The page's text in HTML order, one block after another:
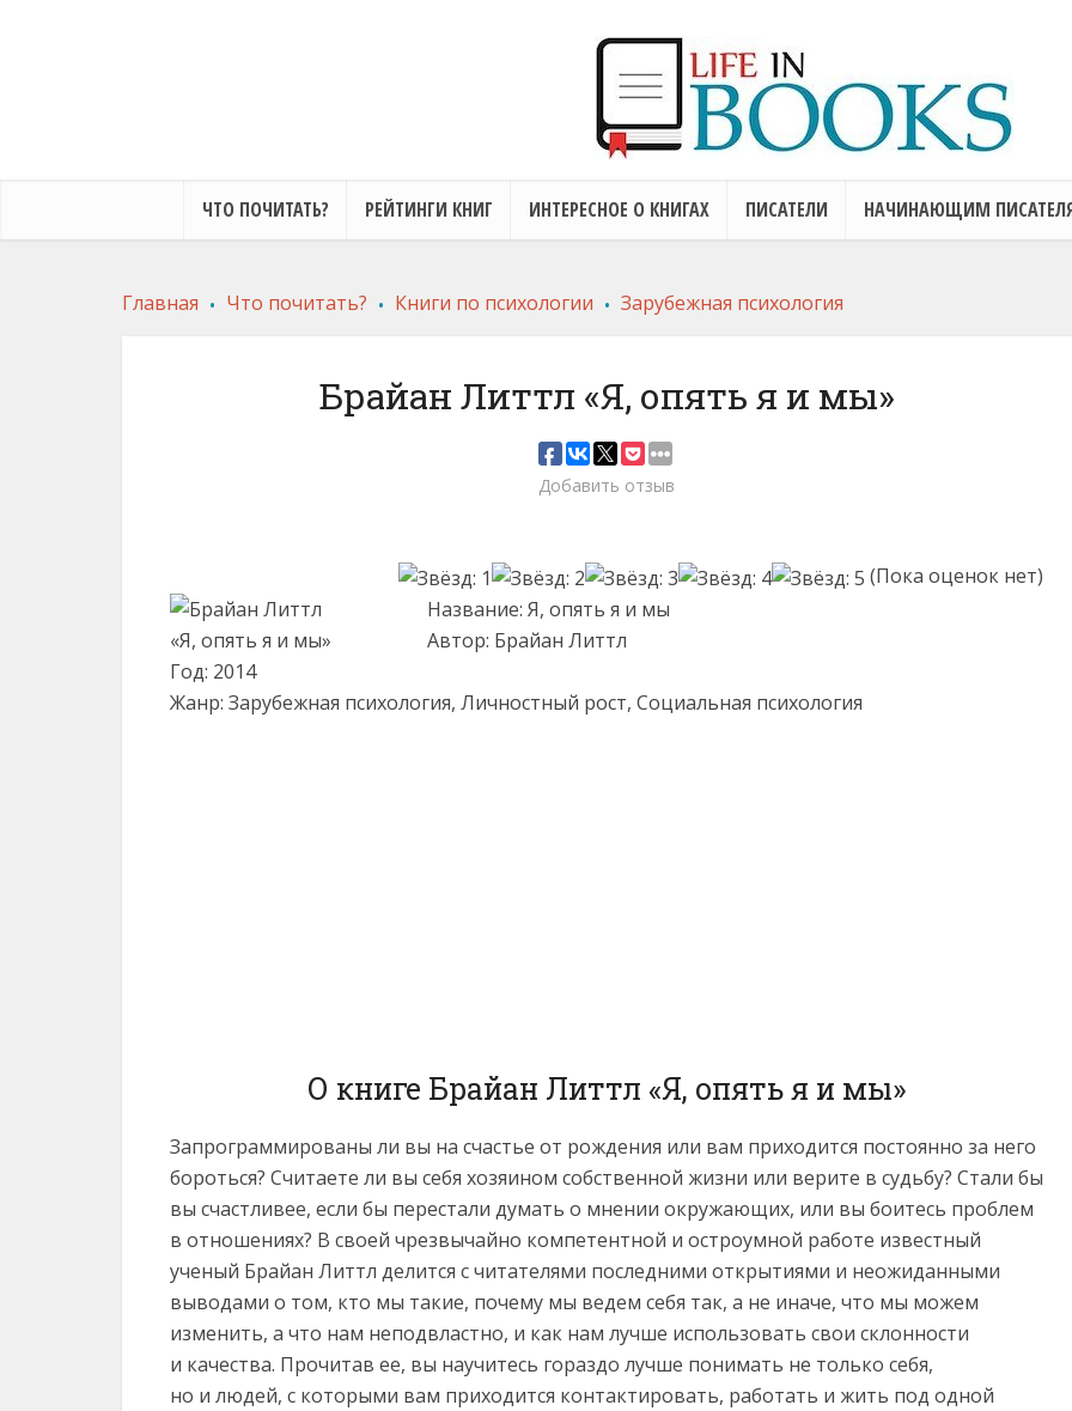
ЧТО ПОЧИТАТЬ? РЕЙТИНГИ КНИГ ИНТЕРЕСНОЕ О КНИГАХ ПИСАТЕЛИ НАЧИНАЮЩИМ
Главная . Что почитать? . Книги по психологии . Зарубежная психология
Брайан Литтл «Я, опять я и мы»
Добавить отзыв
(Пока оценок нет)
Название: Я, опять я и мы
Автор: Брайан Литтл
Год: 2014
Жанр: Зарубежная психология, Личностный рост, Социальная психология
О книге Брайан Литтл «Я, опять я и мы»
Запрограммированы ли вы на счастье от рождения или вам приходится постоянно за него
бороться? Считаете ли вы себя хозяином собственной жизни или верите в судьбу? Стали бы
вы счастливее, если бы перестали думать о мнении окружающих, или вы боитесь проблем
в отношениях? В своей чрезвычайно компетентной и остроумной работе известный
ученый Брайан Литтл делится с читателями последними открытиями и неожиданными
выводами о том, кто мы такие, почему мы ведем себя так, а не иначе, что мы можем
изменить, а что нам неподвластно, и как нам лучше использовать свои склонности
и качества. Прочитав ее, вы научитесь гораздо лучше понимать не только себя,
но и людей, с которыми вам приходится контактировать, работать и жить под одной